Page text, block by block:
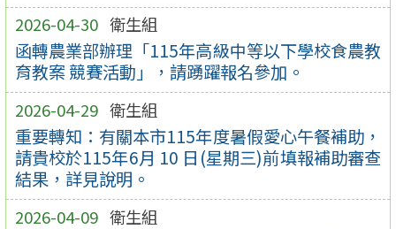
2026-04-30 衛生組
函轉農業部辦理「115年高級中等以下學校食農教
育教案 競賽活動」，請踴躍報名參加。
2026-04-29 衛生組
重要轉知：有關本市115年度暑假愛心午餐補助，
請貴校於115年6月 10 日(星期三)前填報補助審查
結果，詳見說明。
2026-04-09 衛生組